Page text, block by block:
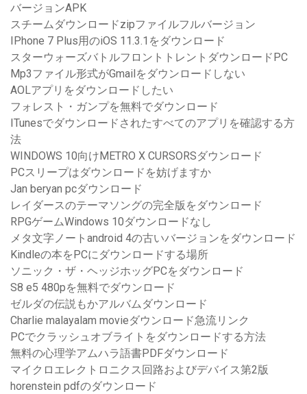
バージョンAPK
スチームダウンロードzipファイルフルバージョン
IPhone 7 Plus用のiOS 11.3.1をダウンロード
スターウォーズバトルフロントトレントダウンロードPC
Mp3ファイル形式がGmailをダウンロードしない
AOLアプリをダウンロードしたい
フォレスト・ガンプを無料でダウンロード
ITunesでダウンロードされたすべてのアプリを確認する方
法
WINDOWS 10向けMETRO X CURSORSダウンロード
PCスリープはダウンロードを妨げますか
Jan beryan pcダウンロード
レイダースのテーマソングの完全版をダウンロード
RPGゲームWindows 10ダウンロードなし
メタ文字ノートandroid 4の古いバージョンをダウンロード
Kindleの本をPCにダウンロードする場所
ソニック・ザ・ヘッジホッグPCをダウンロード
S8 e5 480pを無料でダウンロード
ゼルダの伝説もかアルバムダウンロード
Charlie malayalam movieダウンロード急流リンク
PCでクラッシュオブライトをダウンロードする方法
無料の心理学アムハラ語書PDFダウンロード
マイクロエレクトロニクス回路およびデバイス第2版
horenstein pdfのダウンロード